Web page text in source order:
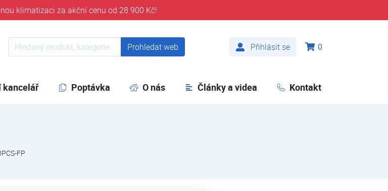
klimatizaci za akční cenu od 28 900 Kč!
Přihlásit se
0
Prohledat web Prohledat web
kancelář Poptávka O nás Články a videa Kontakt
FP